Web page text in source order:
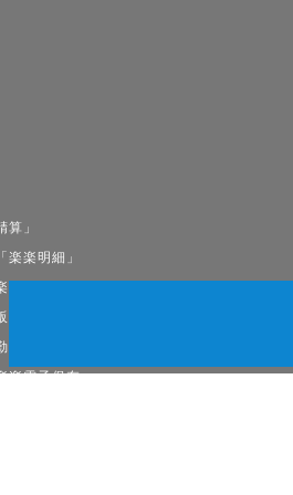
」
楽明細」
求」
」
」
楽電子保存」